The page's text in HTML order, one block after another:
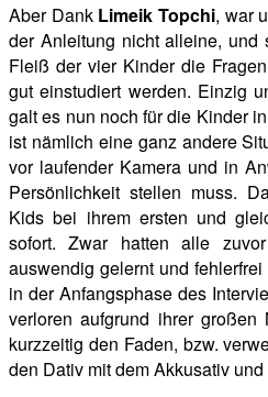
Aber Dank Limeik Topchi, war
der Anleitung nicht alleine, und
Fleiß der vier Kinder die
gut einstudiert werden. Einzig
galt es nun noch für die Kinder
ist nämlich eine ganz andere
vor laufender Kamera und in
Persönlichkeit stellen muss.
Kids bei ihrem ersten und
sofort. Zwar hatten alle
auswendig gelernt und
in der Anfangsphase des
verloren aufgrund ihrer
kurzzeitig den Faden, bzw.
den Dativ mit dem Akkusativ